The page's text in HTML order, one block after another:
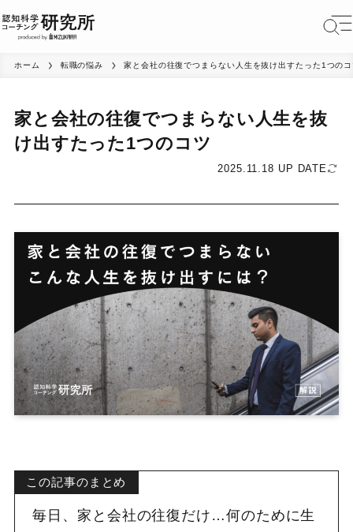
ホーム 転職の悩み 家と会社の往復でつまらない人生を抜け出すたった1つの
家と会社の往復でつまらない人生を抜
け出すたった1つのコツ
2025.11.18 UP DATE
この記事のまとめ
毎日、家と会社の往復だけ…何のために生